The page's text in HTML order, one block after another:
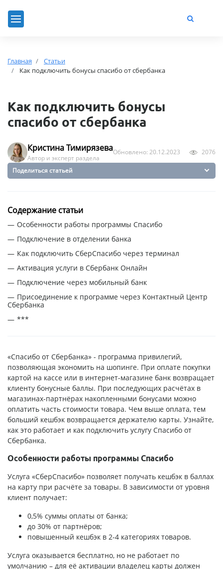
Главная
Статьи
Как подключить бонусы спасибо от сбербанка
Как подключить бонусы
спасибо от сбербанка
Кристина Тимирязева
Автор и эксперт раздела
Обновлено: 20.12.2023 2076
Поделиться статьей
Содержание статьи
Особенности работы программы Спасибо
Подключение в отделении банка
Как подключить СберСпасибо через терминал
Активация услуги в Сбербанк Онлайн
Подключение через мобильный банк
Присоединение к программе через Контактный Центр
Сбербанка
***
«Спасибо от Сбербанка» - программа привилегий,
позволяющая экономить на шопинге. При оплате покупки
картой на кассе или в интернет-магазине банк возвращает
клиенту бонусные баллы. При последующих расчётах в
магазинах-партнёрах накопленными бонусами можно
оплатить часть стоимости товара. Чем выше оплата, тем
больший кешбэк возвращается держателю карты. Узнайте,
как это работает и как подключить услугу Спасибо от
Сбербанка.
Особенности работы программы Спасибо
Услуга «СберСпасибо» позволяет получать кешбэк в баллах
на карту при расчёте за товары. В зависимости от уровня
клиент получает:
0,5% суммы оплаты от банка;
до 30% от партнёров;
повышенный кешбэк в 2-4 категориях товаров.
Услуга оказывается бесплатно, но не работает по
умолчанию – для её активации владелец карты должен